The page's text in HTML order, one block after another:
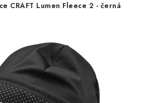
CRAFT Lumen Fleece 2 - černá